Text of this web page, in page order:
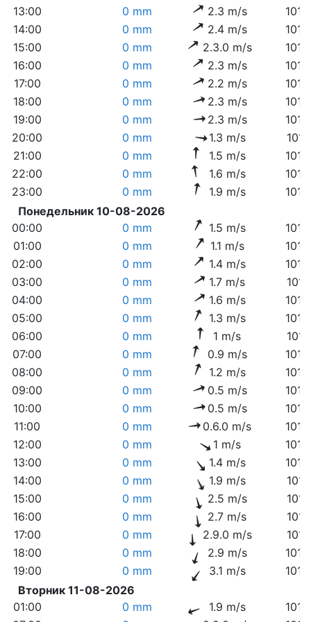
13:00
0 mm 2.3 m/s
14:00
0 mm 2.4 m/s
15:00
0 mm 2.3.0 m/s
16:00
0 mm 2.3 m/s
17:00
0 mm 2.2 m/s
18:00
0 mm 2.3 m/s
19:00
0 mm 2.3 m/s
20:00
0 mm 1.3 m/s
21:00
0 mm 1.5 m/s
22:00
0 mm 1.6 m/s
23:00
0 mm 1.9 m/s
Понедельник 10-08-2026
00:00
0 mm 1.5 m/s
01:00
0 mm 1.1 m/s
02:00
0 mm 1.4 m/s
03:00
0 mm 1.7 m/s
04:00
0 mm 1.6 m/s
05:00
0 mm 1.3 m/s
06:00
0 mm 1 m/s
07:00
0 mm 0.9 m/s
08:00
0 mm 1.2 m/s
09:00
0 mm 0.5 m/s
10:00
0 mm 0.5 m/s
11:00
0 mm 0.6.0 m/s
12:00
0 mm 1 m/s
13:00
0 mm 1.4 m/s
14:00
0 mm 1.9 m/s
15:00
0 mm 2.5 m/s
16:00
0 mm 2.7 m/s
17:00
0 mm 2.9.0 m/s
18:00
0 mm 2.9 m/s
19:00
0 mm 3.1 m/s
Вторник 11-08-2026
01:00
0 mm 1.9 m/s